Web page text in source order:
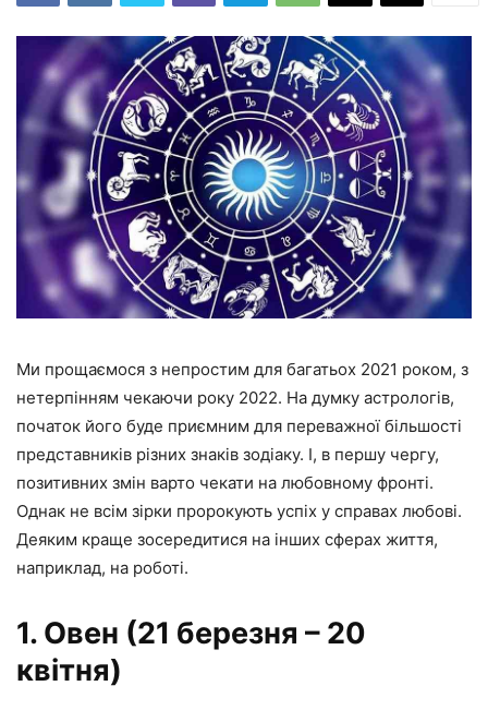
Ми прощаємося з непростим для багатьох 2021 роком, з
нетерпінням чекаючи року 2022. На думку астрологів,
початок його буде приємним для переважної більшості
представників різних знаків зодіаку. І, в першу чергу,
позитивних змін варто чекати на любовному фронті.
Однак не всім зірки пророкують успіх у справах любові.
Деяким краще зосередитися на інших сферах життя,
наприклад, на роботі.
1. Овен (21 березня – 20
квітня)